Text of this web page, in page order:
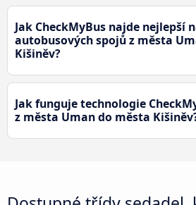
Jak CheckMyBus najde nejlepší
autobusových spojů z města
Kišiněv?
Jak funguje technologie
z města Uman do města